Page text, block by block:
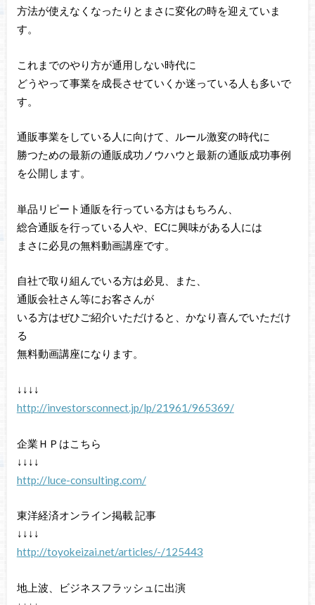
方法が使えなくなったりとまさに変化の時を迎えていま
す。
これまでのやり方が通用しない時代に
どうやって事業を成長させていくか迷っている人も多いで
す。
通販事業をしている人に向けて、ルール激変の時代に
勝つための最新の通販成功ノウハウと最新の通販成功事例
を公開します。
単品リピート通販を行っている方はもちろん、
総合通販を行っている人や、ECに興味がある人には
まさに必見の無料動画講座です。
自社で取り組んでいる方は必見、また、
通販会社さん等にお客さんが
いる方はぜひご紹介いただけると、かなり喜んでいただけ
る
無料動画講座になります。
↓↓↓↓
http://investorsconnect.jp/lp/21961/965369/
企業ＨＰはこちら
↓↓↓↓
http://luce-consulting.com/
東洋経済オンライン掲載 記事
↓↓↓↓
http://toyokeizai.net/articles/-/125443
地上波、ビジネスフラッシュに出演